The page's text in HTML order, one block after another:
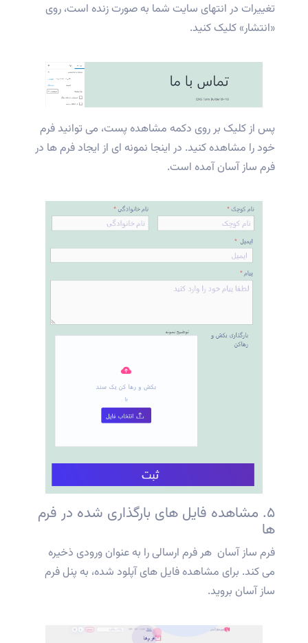
تغییرات در انتهای سایت شما به صورت زنده است، روی
«انتشار» کلیک کنید.
پس از کلیک بر روی دکمه مشاهده پست، می توانید فرم
خود را مشاهده کنید. در اینجا نمونه ای از ایجاد فرم ها در
فرم ساز آسان آمده است.
۵. مشاهده فایل های بارگذاری شده در فرم
ها
فرم ساز آسان هر فرم ارسالی را به عنوان ورودی ذخیره
می کند. برای مشاهده فایل های آپلود شده، به پنل فرم
ساز آسان بروید.